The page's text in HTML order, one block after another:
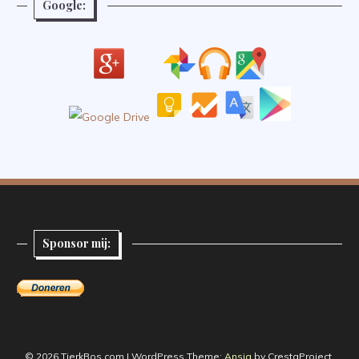
Google:
Sponsor mij:
© 2026 TjerkBos.com | WordPress Theme: Ansia by CrestaProject.